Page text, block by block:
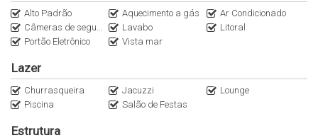
O empreendimento oferece ainda:
_hidrômetros individuais (água e gás);
_gás central;
_hall de entrada mobiliado;
_salão de festas mobiliado;
_sensor de presença nas áreas comuns;
Alto Padrão Aquecimento a gás
Ar Condicionado
Câmeras de segurança
Lavabo
Litoral
Portão Eletrônico
Vista mar
Lazer
Churrasqueira Jacuzzi
Lounge
Piscina
Salão de Festas
Estrutura